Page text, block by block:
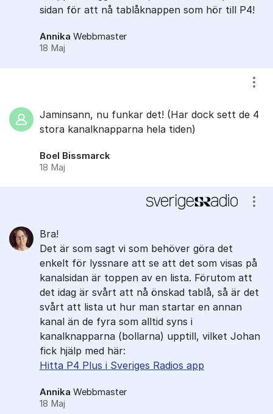
sidan för att nå tablåknappen som hör till P4!
Annika Webbmaster
18 Maj
Jaminsann, nu funkar det! (Har dock sett de 4
stora kanalknapparna hela tiden)
Boel Bissmarck
18 Maj
Bra!
Det är som sagt vi som behöver göra det
enkelt för lyssnare att se att det som visas på
kanalsidan är toppen av en lista. Förutom att
det idag är svårt att nå önskad tablå, så är det
svårt att lista ut hur man startar en annan
kanal än de fyra som alltid syns i
kanalknapparna (bollarna) upptill, vilket Johan
fick hjälp med här:
Hitta P4 Plus i Sveriges Radios app
Annika Webbmaster
18 Maj